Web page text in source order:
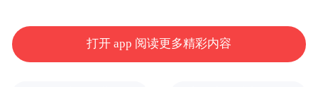
附件：淮南市住宅小区2025年第一季度物业
打开 app 阅读更多精彩内容